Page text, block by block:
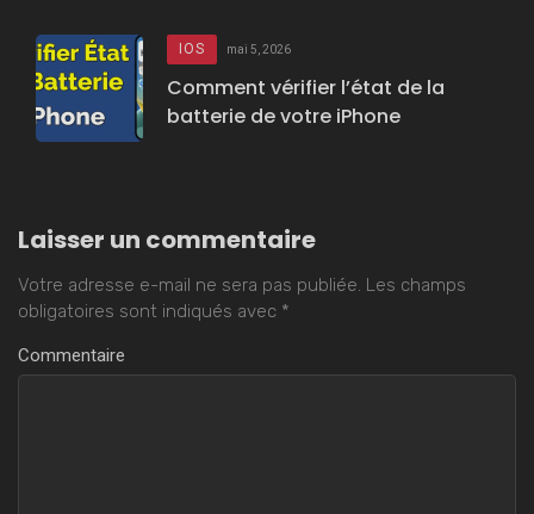
IOS mai 5, 2026
Comment vérifier l’état de la
batterie de votre iPhone
Laisser un commentaire
Votre adresse e-mail ne sera pas publiée. Les champs
obligatoires sont indiqués avec *
Commentaire